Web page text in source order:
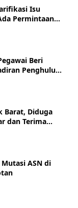
Isu
Permintaan
Tapi Bukan
Beri
Penghulu
Barat, Diduga
dan Terima
ASN di